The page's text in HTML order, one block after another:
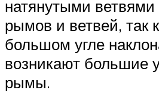
натянутыми ветвями
рымов и ветвей, так
большом угле
возникают большие
рымы.